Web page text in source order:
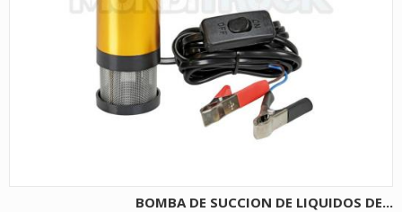
BOMBA DE SUCCION DE LIQUIDOS DE...